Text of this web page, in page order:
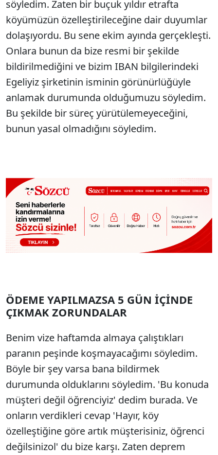
söyledim. Zaten bir buçuk yıldır etrafta
köyümüzün özelleştirileceğine dair duyumlar
dolaşıyordu. Bu sene ekim ayında gerçekleşti.
Onlara bunun da bize resmi bir şekilde
bildirilmediğini ve bizim IBAN bilgilerindeki
Egeliyiz şirketinin isminin görünürlüğüyle
anlamak durumunda olduğumuzu söyledim.
Bu şekilde bir süreç yürütülemeyeceğini,
bunun yasal olmadığını söyledim.
ÖDEME YAPILMAZSA 5 GÜN İÇİNDE
ÇIKMAK ZORUNDALAR
Benim vize haftamda almaya çalıştıkları
paranın peşinde koşmayacağımı söyledim.
Böyle bir şey varsa bana bildirmek
durumunda olduklarını söyledim. 'Bu konuda
müşteri değil öğrenciyiz' dedim burada. Ve
onların verdikleri cevap 'Hayır, köy
özelleştiğine göre artık müşterisiniz, öğrenci
değilsinizol' du bize karşı. Zaten deprem